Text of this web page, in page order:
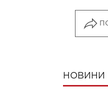
НОВИНИ